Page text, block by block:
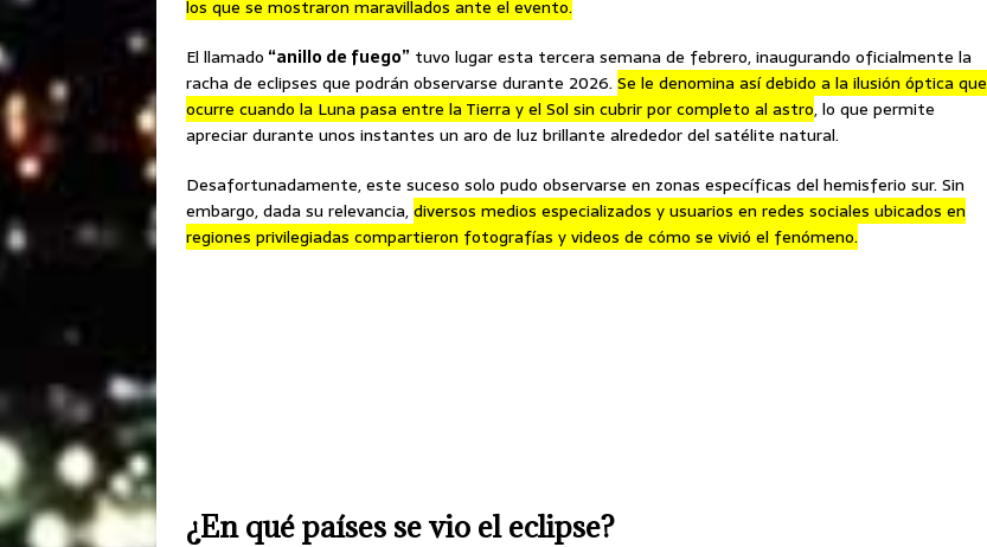
los que se mostraron maravillados ante el evento.
El llamado “anillo de fuego” tuvo lugar esta tercera semana de febrero, inaugurando oficialmente la
racha de eclipses que podrán observarse durante 2026. Se le denomina así debido a la ilusión óptica que
ocurre cuando la Luna pasa entre la Tierra y el Sol sin cubrir por completo al astro, lo que permite
apreciar durante unos instantes un aro de luz brillante alrededor del satélite natural.
Desafortunadamente, este suceso solo pudo observarse en zonas específicas del hemisferio sur. Sin
embargo, dada su relevancia,diversos medios especializados y usuarios en redes sociales ubicados en
regiones privilegiadas compartieron fotografías y videos de cómo se vivió el fenómeno.
¿En qué países se vio el eclipse?